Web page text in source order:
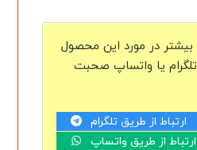
در مورد این محصول
یا واتساپ صحبت
ارتباط از طریق تلگرام
ارتباط از طریق واتساپ